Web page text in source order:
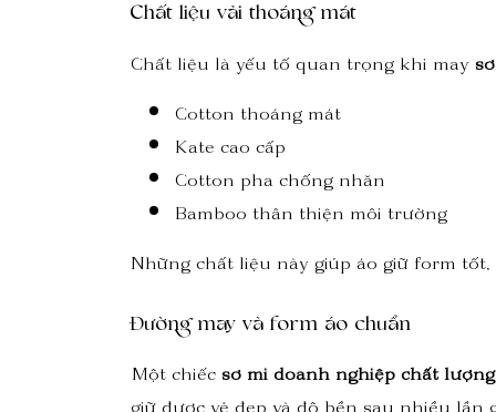
Chất liệu vải thoáng mát
Chất liệu là yếu tố quan trọng khi may
Cotton thoáng mát
Kate cao cấp
Cotton pha chống nhăn
Bamboo thân thiện môi trường
Những chất liệu này giúp áo giữ form
Đường may và form áo chuẩn
Một chiếcsơ mi doanh nghiệp chất lượng